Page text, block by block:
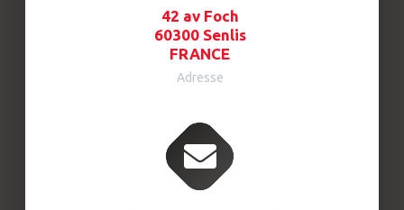
42 av Foch
60300 Senlis
FRANCE
Adresse